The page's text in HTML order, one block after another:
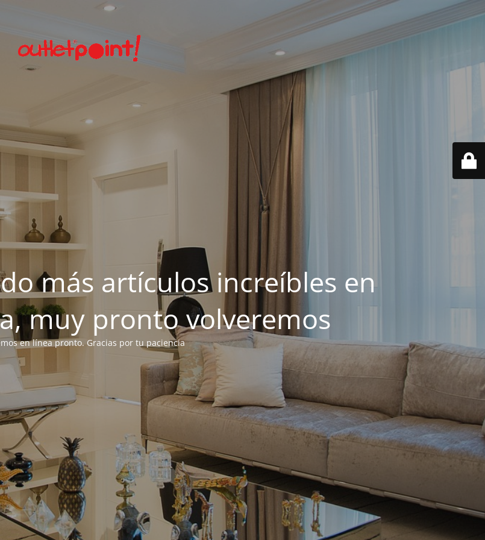
más artículos increíbles en
muy pronto volveremos
en línea pronto. Gracias por tu paciencia